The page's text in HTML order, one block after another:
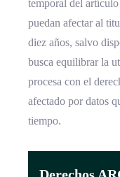
temporal del
puedan afectar al
diez años, salvo
busca equilibrar la
procesa con el
afectado por datos
tiempo.